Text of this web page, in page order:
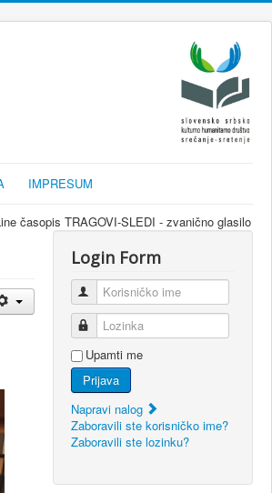
IMPRESUM
SLEDI - zvanično glasilo srpske dijaspore za
Login Form
Korisničko ime
Lozinka
Upamti me
Prijava
Napravi nalog
Zaboravili ste korisničko ime?
Zaboravili ste lozinku?